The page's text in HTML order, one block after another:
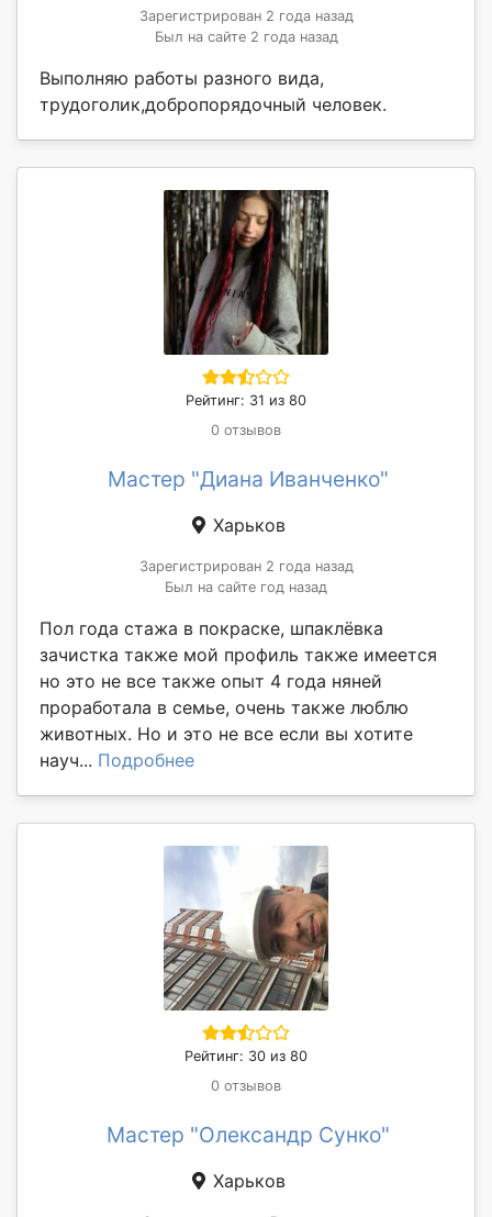
Зарегистрирован 2 года назад
Был на сайте 2 года назад
Выполняю работы разного вида,
трудоголик,добропорядочный человек.
Рейтинг: 31 из 80
0 отзывов
Мастер "Диана Иванченко"
Харьков
Зарегистрирован 2 года назад
Был на сайте год назад
Пол года стажа в покраске, шпаклёвка
зачистка также мой профиль также имеется
но это не все также опыт 4 года няней
проработала в семье, очень также люблю
животных. Но и это не все если вы хотите
науч... Подробнее
Рейтинг: 30 из 80
0 отзывов
Мастер "Олександр Сунко"
Харьков